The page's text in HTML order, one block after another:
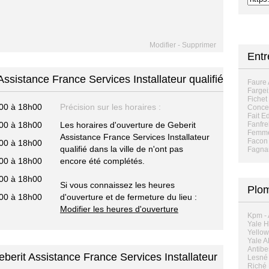
Modifier - Supprimer
France Services Installateur qualifié
à 18h00
à 18h00
à 18h00
à 18h00
à 18h00
à 18h00
Précision sur les horaires :
Les horaires d'ouverture de Geberit
Assistance France Services Installateur
qualifié dans la ville de n'ont pas
encore été complétés.
Si vous connaissez les heures
d'ouverture et de fermeture du lieu :
Modifier les heures d'ouverture
Assistance France Services Installateur
Faure
Fait
Kpm -
Yale
Yale
Riché